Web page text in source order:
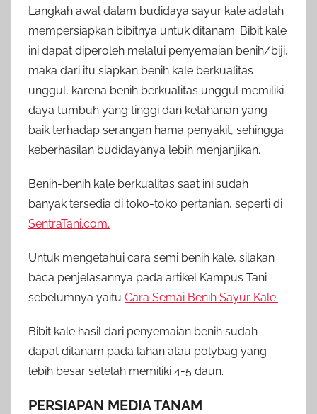
Langkah awal dalam budidaya sayur kale adalah
mempersiapkan bibitnya untuk ditanam. Bibit kale
ini dapat diperoleh melalui penyemaian benih/biji,
maka dari itu siapkan benih kale berkualitas
unggul, karena benih berkualitas unggul memiliki
daya tumbuh yang tinggi dan ketahanan yang
baik terhadap serangan hama penyakit, sehingga
keberhasilan budidayanya lebih menjanjikan.
Benih-benih kale berkualitas saat ini sudah
banyak tersedia di toko-toko pertanian, seperti di
SentraTani.com.
Untuk mengetahui cara semi benih kale, silakan
baca penjelasannya pada artikel Kampus Tani
sebelumnya yaitu Cara Semai Benih Sayur Kale.
Bibit kale hasil dari penyemaian benih sudah
dapat ditanam pada lahan atau polybag yang
lebih besar setelah memiliki 4-5 daun.
PERSIAPAN MEDIA TANAM